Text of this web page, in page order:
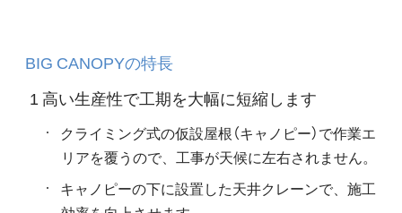
BIG CANOPYの特長
1 高い生産性で工期を大幅に短縮します
クライミング式の仮設屋根（キャノピー）で作業エ
リアを覆うので、工事が天候に左右されません。
キャノピーの下に設置した天井クレーンで、施工